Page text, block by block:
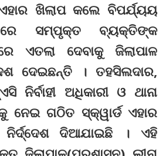
ଖିଲାପ କଲେ ବିପର୍ଯ୍ୟୟ
ସମ୍ପୃକ୍ତ ବ୍ୟକ୍ତିଙ୍କ
ଏତଲା ଦେବାକୁ ଜିଲାପାଳ
ଦେଇଛନ୍ତି । ତହସିଲଦାର,
ନିର୍ବାହୀ ଅଧିକାରୀ ଓ ଥାନା
ଗଠିତ ସ୍କ୍ୱାର୍ଡ ଏହାର
ଦିଆଯାଇଛି । ଏହି